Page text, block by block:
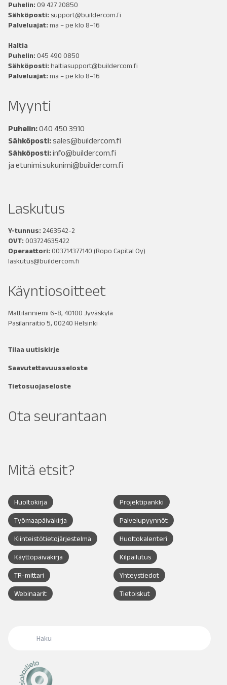
Puhelin: 09 427 20850
Sähköposti: support@buildercom.fi
Palveluajat: ma – pe klo 8–16
Haltia
Puhelin: 045 490 0850
Sähköposti: haltiasupport@buildercom.fi
Palveluajat: ma – pe klo 8–16
Myynti
Puhelin:040 450 3910
Sähköposti:sales@buildercom.fi
Sähköposti:info@buildercom.fi
ja etunimi.sukunimi@buildercom.fi
Laskutus
Y-tunnus: 2463542-2
OVT: 003724635422
Operaattori: 003714377140 (Ropo Capital Oy)
laskutus@buildercom.fi
Käyntiosoitteet
Mattilanniemi 6-8, 40100 Jyväskylä
Pasilanraitio 5, 00240 Helsinki
Tilaa uutiskirje
Saavutettavuusseloste
Tietosuojaseloste
Ota seurantaan
Mitä etsit?
Huoltokirja Projektipankki
Työmaapäiväkirja Palvelupyynnöt
Kiinteistötietojärjestelmä Huoltokalenteri
Käyttöpäiväkirja Kilpailutus
TR-mittari Yhteystiedot
Webinaarit Tietoiskut